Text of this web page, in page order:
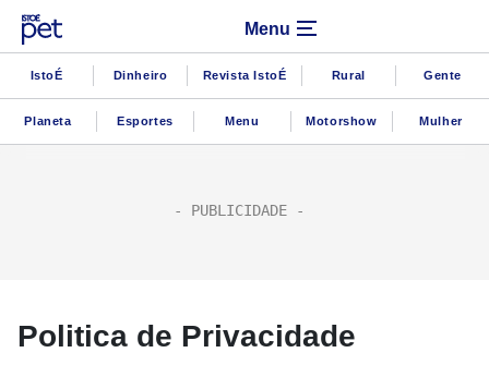
Menu
IstoÉ Dinheiro Revista IstoÉ Rural Gente
Planeta Esportes Menu Motorshow Mulher
Politica de Privacidade